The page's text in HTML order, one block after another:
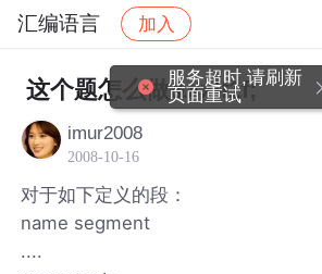
汇编语言 加入
社区 汇编语言 帖子详情
这个题怎么做&#xff1f;
imur2008
2008-10-16
对于如下定义的段：
name segment
....
服务超时,请刷新
页面重试